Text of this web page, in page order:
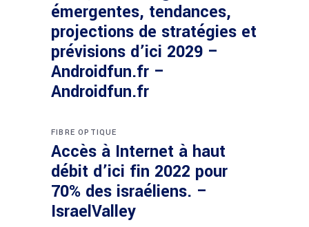
émergentes, tendances,
projections de stratégies et
prévisions d’ici 2029 –
Androidfun.fr –
Androidfun.fr
FIBRE OPTIQUE
Accès à Internet à haut
débit d’ici fin 2022 pour
70% des israéliens. –
IsraelValley